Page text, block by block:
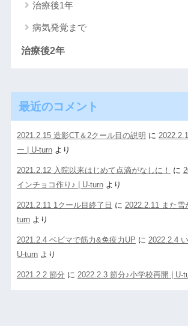
治療後1年
病気発覚まで
治療後2年
最近のコメント
2021.2.15 造影CT＆2クール目の説明 に
ー | U-turnより
2021.2.12 入院以来はじめて点滴がなしに！ に
インチョコ作り♪ | U-turnより
2021.2.11 1クール目終了日 に 2022.2.11 また雪
turnより
2021.2.4 ベビマで筋力&免疫力UP に 2022.2.4
U-turnより
2021.2.2 節分 に 2022.2.3 節分♪小学校再開 | U-